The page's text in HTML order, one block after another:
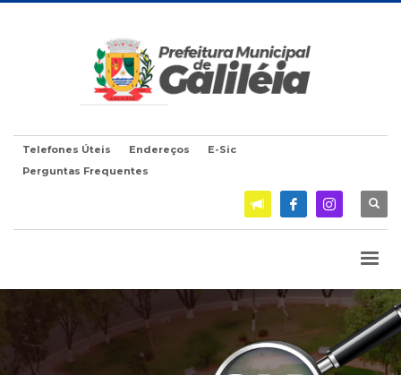
Telefones Úteis Endereços
E-Sic
Perguntas Frequentes